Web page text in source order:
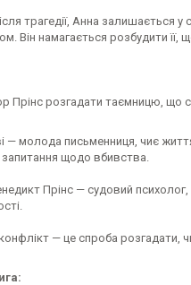
трагедії, Анна залишається
Він намагається розбудити
Прінс розгадати таємницю, що
— молода письменниця, чиє
запитання щодо вбивства.
Прінс — судовий психолог,
— це спроба розгадати,